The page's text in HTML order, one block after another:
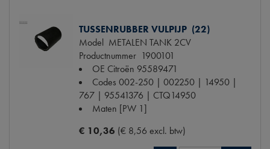
TUSSENRUBBER VULPIJP (22)
Model METALEN TANK 2CV
Productnummer 1900101
OE Citroën 95589471
Codes 002-250 | 002250 | 14950 |
767 | 95541376 | CTQ14950
Maten [PW 1]
€ 10,36 (€ 8,56 excl. btw)